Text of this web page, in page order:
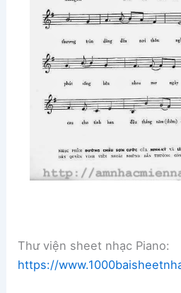
Thư viện sheet nhạc Piano:
https://